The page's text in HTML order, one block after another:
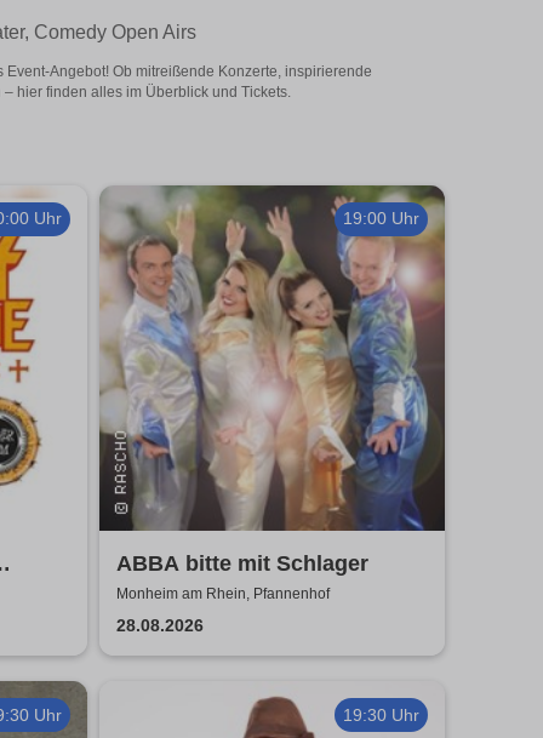
Comedy Open Airs
Angebot! Ob mitreißende Konzerte, inspirierende
hier finden alles im Überblick und Tickets.
Uhr 19:00 Uhr
ABBA bitte mit Schlager
Monheim am Rhein, Pfannenhof
28.08.2026
Uhr 19:30 Uhr